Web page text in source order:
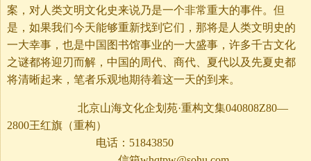
案，对人类文明文化史来说乃是一个非常重大的事件。但
是，如果我们今天能够重新找到它们，那将是人类文明史的
一大幸事，也是中国图书馆事业的一大盛事，许多千古文化
之谜都将迎刃而解，中国的周代、商代、夏代以及先夏史都
将清晰起来，笔者乐观地期待着这一天的到来。
北京山海文化企划苑·重构文集040808Z80—
2800王红旗（重构）
电话：51843850